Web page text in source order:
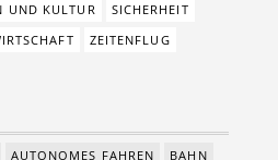
UND KULTUR
SICHERHEIT
ZEITENFLUG
AUTONOMES FAHREN
BAHN